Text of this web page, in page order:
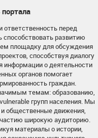
перед
развитию
площадку для обсуждения
способствуя диалогу
о деятельности
органов помогает
граждан.
темам: образованию,
групп населения. Мы
общественные движения,
широкую аудиторию.
материалы о истории,